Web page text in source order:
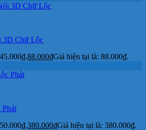
3D Chữ Lộc
88.000₫Giá hiện tại là: 88.000₫.
380.000₫Giá hiện tại là: 380.000₫.